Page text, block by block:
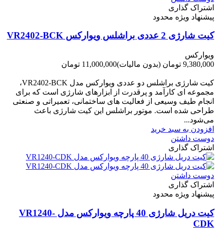
اشتراک گذاری
پیشنهاد ویژه محدود
کیت شارژی 2 عددی براشلس ویوارکس VR2402-BCK
ویوارکس
9,380,000 تومان
(بدون مالیات)11,000,000 تومان
کیت شارژی براشلس دو عددی ویوارکس مدل VR2402-BCK،
مجموعه ای کارآمد و پرقدرت از ابزارهای شارژی است که برای
انجام طیف وسیعی از فعالیت های ساختمانی، تعمیراتی و صنعتی
طراحی شده است. موتور براشلس این کیت شارژی باعث
می‌شود...
افزودن به سبد خرید
دوست داشتن
اشتراک گذاری
دوست داشتن
اشتراک گذاری
پیشنهاد ویژه محدود
کیت دریل شارژی 40 پارچه ویوارکس مدل VR1240-
CDK